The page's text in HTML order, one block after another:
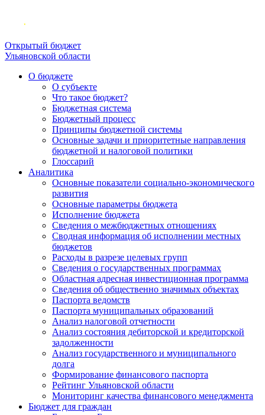
Открытый бюджет
Ульяновской области
О бюджете
О субъекте
Что такое бюджет?
Бюджетная система
Бюджетный процесс
Принципы бюджетной системы
Основные задачи и приоритетные направления
бюджетной и налоговой политики
Глоссарий
Аналитика
Основные показатели социально-экономического
развития
Основные параметры бюджета
Исполнение бюджета
Сведения о межбюджетных отношениях
Сводная информация об исполнении местных
бюджетов
Расходы в разрезе целевых групп
Сведения о государственных программах
Областная адресная инвестиционная программа
Сведения об общественно значимых объектах
Паспорта ведомств
Паспорта муниципальных образований
Анализ налоговой отчетности
Анализ состояния дебиторской и кредиторской
задолженности
Анализ государственного и муниципального
долга
Формирование финансового паспорта
Рейтинг Ульяновской области
Мониторинг качества финансового менеджмента
Бюджет для граждан